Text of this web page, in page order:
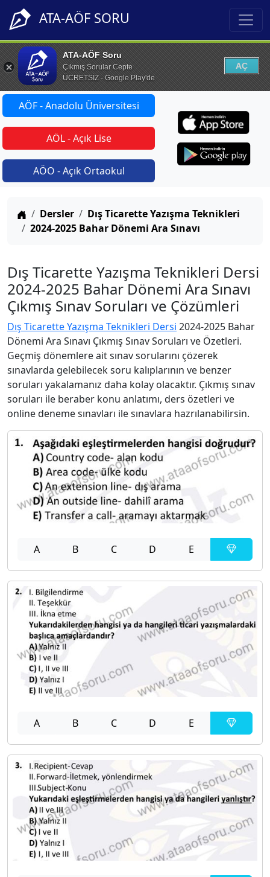
ATA-AÖF SORU
ATA-AÖF Soru
Çıkmış Sorular Cepte
ÜCRETSİZ - Google Play'de
AÇ
AÖF - Anadolu Üniversitesi
AÖL - Açık Lise
AÖO - Açık Ortaokul
Anasayfa
Dersler
Dış Ticarette Yazışma Teknikleri
2024-2025 Bahar Dönemi Ara Sınavı
Dış Ticarette Yazışma Teknikleri Dersi
2024-2025 Bahar Dönemi Ara Sınavı
Çıkmış Sınav Soruları ve Çözümleri
Dış Ticarette Yazışma Teknikleri Dersi 2024-2025 Bahar
Dönemi Ara Sınavı Çıkmış Sınav Soruları ve Özetleri.
Geçmiş dönemlere ait sınav sorularını çözerek
sınavlarda gelebilecek soru kalıplarının ve benzer
soruları yakalamanız daha kolay olacaktır. Çıkmış sınav
soruları ile beraber konu anlatımı, ders özetleri ve
online deneme sınavları ile sınavlara hazrılanabilirsin.
A B C D E
A B C D E